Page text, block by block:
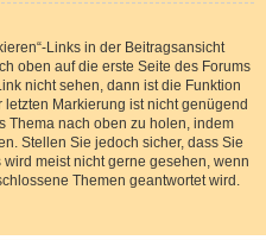
Links in der Beitragsansicht
oben auf die erste Seite des Forums
nicht sehen, dann ist die Funktion
Markierung ist nicht genügend
Thema nach oben zu holen, indem
Stellen Sie jedoch sicher, dass Sie
meist nicht gerne gesehen, wenn
Themen geantwortet wird.